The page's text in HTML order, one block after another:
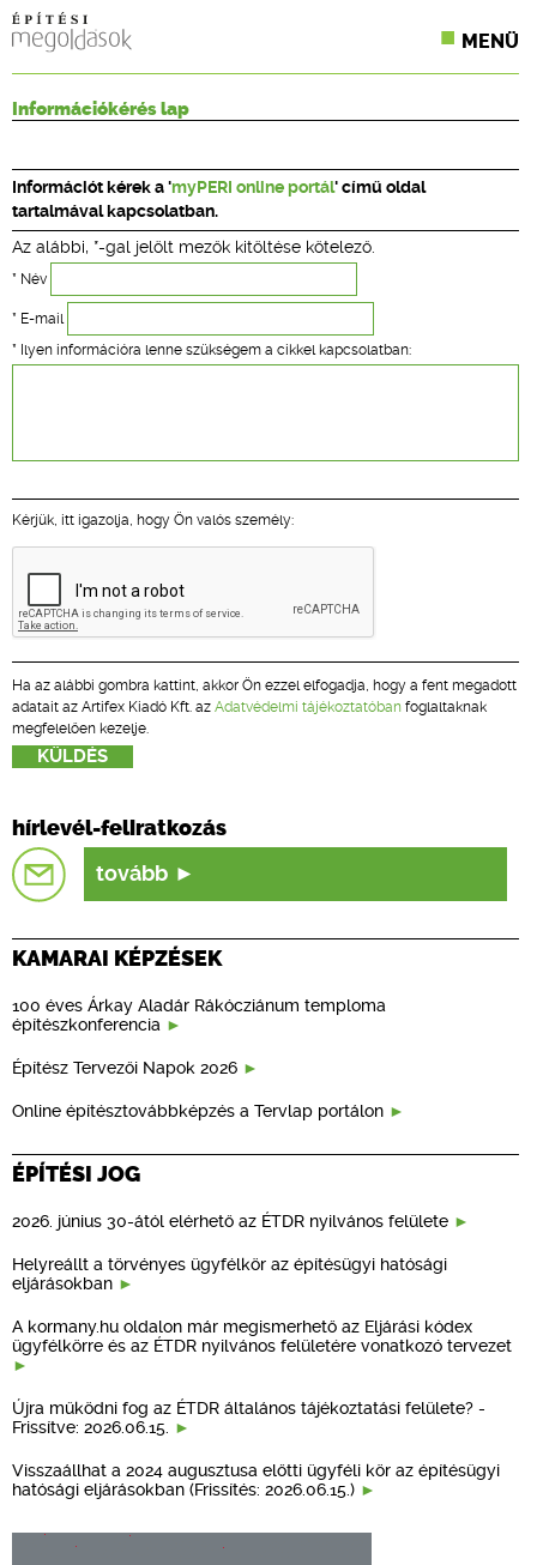
MENÜ
CPR TERMÉKKIÍRÁS
ÉPÍTÉSI JOG
ONLINE KÉPZÉSEK
TERVEZÉSI SEGÉDLETEK
Információkérés lap
Információt kérek a 'myPERI online portál' című oldal
tartalmával kapcsolatban.
Az alábbi, *-gal jelölt mezők kitöltése kötelező.
* Név
* E-mail
* Ilyen információra lenne szükségem a cikkel kapcsolatban:
Kérjük, itt igazolja, hogy Ön valós személy:
Ha az alábbi gombra kattint, akkor Ön ezzel elfogadja, hogy a fent megadott
adatait az Artifex Kiadó Kft. az Adatvédelmi tájékoztatóban foglaltaknak
megfelelően kezelje.
hírlevél-feliratkozás
tovább
KAMARAI KÉPZÉSEK
100 éves Árkay Aladár Rákócziánum temploma
építészkonferencia
Építész Tervezői Napok 2026
Online építésztovábbképzés a Tervlap portálon
ÉPÍTÉSI JOG
2026. június 30-ától elérhető az ÉTDR nyilvános felülete
Helyreállt a törvényes ügyfélkör az építésügyi hatósági
eljárásokban
A kormany.hu oldalon már megismerhető az Eljárási kódex
ügyfélkörre és az ÉTDR nyilvános felületére vonatkozó tervezet
Újra működni fog az ÉTDR általános tájékoztatási felülete? -
Frissítve: 2026.06.15.
Visszaállhat a 2024 augusztusa előtti ügyféli kör az építésügyi
hatósági eljárásokban (Frissítés: 2026.06.15.)